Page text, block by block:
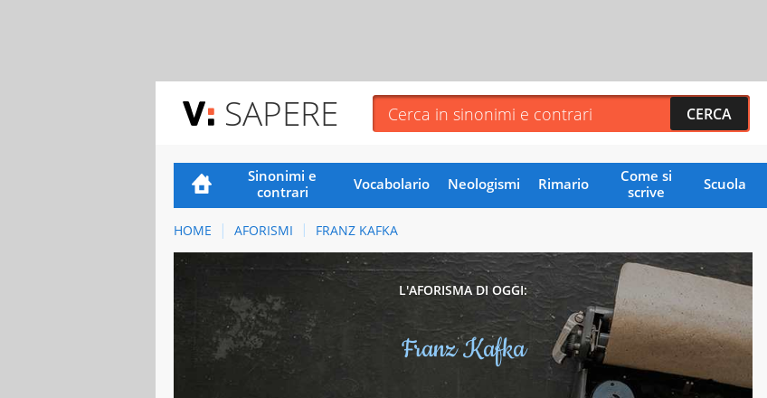
SAPERE
Sinonimi e
contrari
Vocabolario Neologismi Rimario
Come si
scrive
Scuola
HOME AFORISMI FRANZ KAFKA
L'AFORISMA DI OGGI:
Franz Kafka